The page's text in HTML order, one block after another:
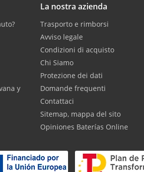
y
La nostra azienda
Trasporto e rimborsi
Avviso legale
Condizioni di acquisto
Chi Siamo
Protezione dei dati
Domande frequenti
Contattaci
Sitemap, mappa del sito
Opiniones Baterías Online